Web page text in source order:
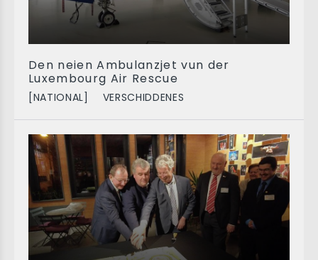
Den neien Ambulanzjet vun der
Luxembourg Air Rescue
[NATIONAL] VERSCHIDDENES